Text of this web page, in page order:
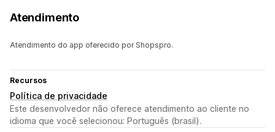
Atendimento
Atendimento do app oferecido por Shopspro.
Recursos
Política de privacidade
Este desenvolvedor não oferece atendimento ao cliente no
idioma que você selecionou: Português (brasil).